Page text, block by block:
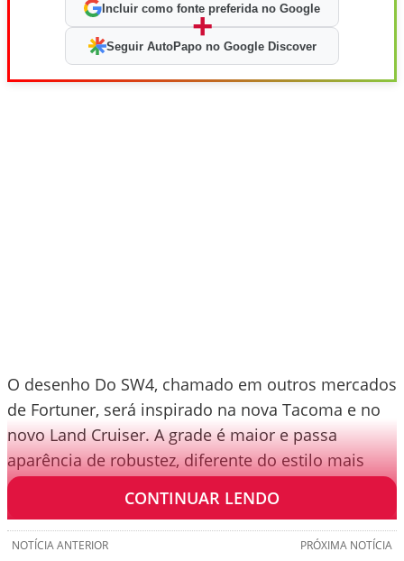
Incluir como fonte preferida no Google
+
Seguir AutoPapo no Google Discover
O desenho Do SW4, chamado em outros mercados
de Fortuner, será inspirado na nova Tacoma e no
novo Land Cruiser. A grade é maior e passa
aparência de robustez, diferente do estilo mais
esportivo adotado na geração atual.
CONTINUAR LENDO
PRÓXIMA NOTÍCIA
NOTÍCIA ANTERIOR